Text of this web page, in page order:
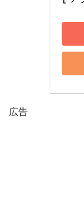
広告